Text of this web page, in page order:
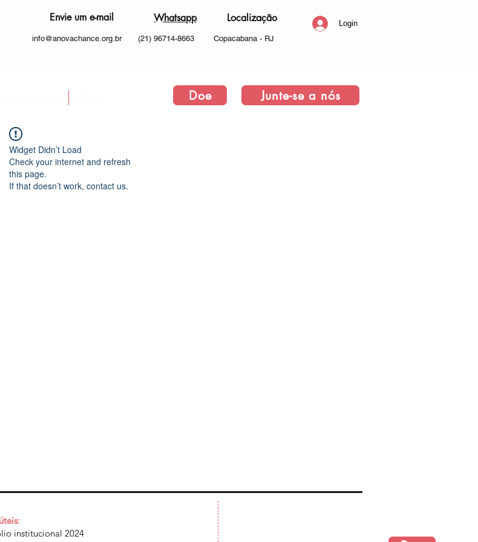
Envie um e-mail
info@anovachance.org.br
Whatsapp
(21) 96714-8663
Localização
Copacabana - RJ
Login
Doe Junte-se a nós
Widget Didn’t Load
Check your internet and refresh
this page.
If that doesn’t work, contact us.
institucional 2024